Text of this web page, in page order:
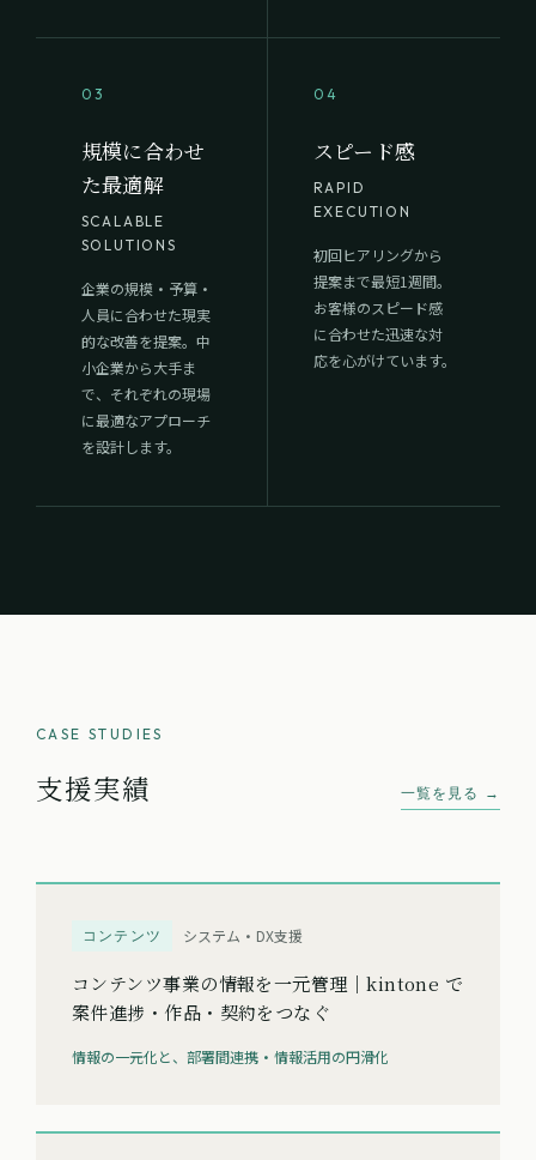
03
規模に合わせ
た最適解
SCALABLE
SOLUTIONS
企業の規模・予算・
人員に合わせた現実
的な改善を提案。中
小企業から大手ま
で、それぞれの現場
に最適なアプローチ
を設計します。
04
スピード感
RAPID
EXECUTION
初回ヒアリングから
提案まで最短1週間。
お客様のスピード感
に合わせた迅速な対
応を心がけています。
CASE STUDIES
支援実績 一覧を見る →
コンテンツ システム・DX支援
コンテンツ事業の情報を一元管理｜kintone で
案件進捗・作品・契約をつなぐ
情報の一元化と、部署間連携・情報活用の円滑化